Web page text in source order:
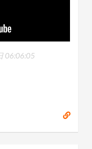
06:06:05